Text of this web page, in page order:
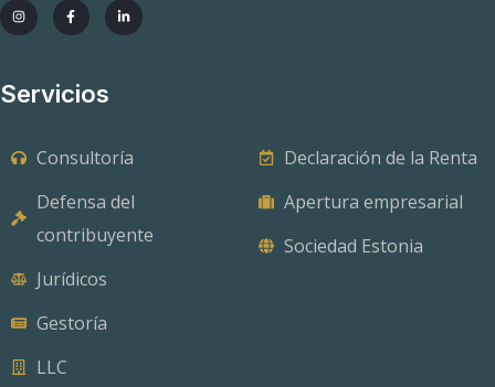
Servicios
Consultoría
Defensa del
contribuyente
Jurídicos
Gestoría
LLC
Declaración de la Renta
Apertura empresarial
Sociedad Estonia